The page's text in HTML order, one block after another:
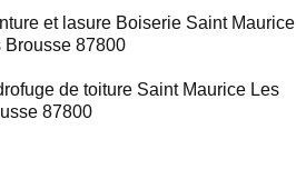
et lasure Boiserie Saint Maurice
Brousse 87800
de toiture Saint Maurice Les
87800